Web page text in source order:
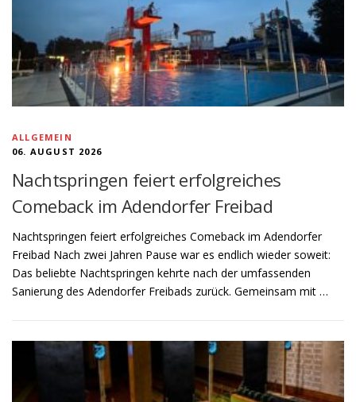
ALLGEMEIN
06. AUGUST 2026
Nachtspringen feiert erfolgreiches
Comeback im Adendorfer Freibad
Nachtspringen feiert erfolgreiches Comeback im Adendorfer
Freibad Nach zwei Jahren Pause war es endlich wieder soweit:
Das beliebte Nachtspringen kehrte nach der umfassenden
Sanierung des Adendorfer Freibads zurück. Gemeinsam mit …